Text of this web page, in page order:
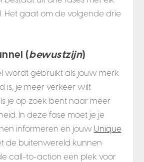
Het gaat om de volgende drie
(bewustzijn)
wordt gebruikt als jouw merk
is, je meer verkeer wilt
je op zoek bent naar meer
In deze fase moet je je
informeren en jouw Unique
de buitenwereld kunnen
call-to-action een plek voor